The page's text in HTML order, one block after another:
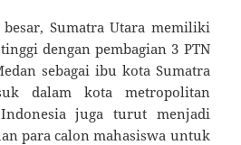
Sumatra Utara memiliki
dengan pembagian 3 PTN
sebagai ibu kota Sumatra
dalam kota metropolitan
juga turut menjadi
para calon mahasiswa untuk